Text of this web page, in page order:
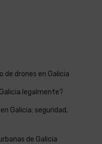
de drones en Galicia
legalmente?
Galicia: seguridad,
de Galicia